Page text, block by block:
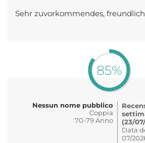
Sehr zuvorkommendes,
85%
Nessun nome pubblico
Coppia
70-79 Anno
(23/
Data
07/